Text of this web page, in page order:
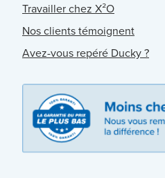
Travailler chez X²O
Nos clients témoignent
Avez-vous repéré Ducky ?